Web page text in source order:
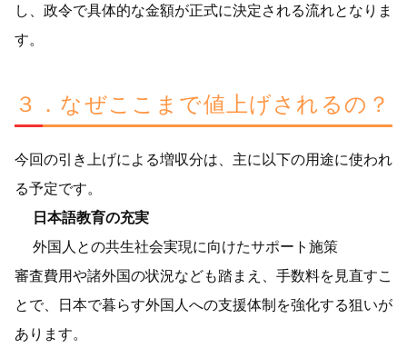
し、政令で具体的な金額が正式に決定される流れとなりま
す。
３．なぜここまで値上げされるの？
今回の引き上げによる増収分は、主に以下の用途に使われ
る予定です。
日本語教育の充実
外国人との共生社会実現に向けたサポート施策
審査費用や諸外国の状況なども踏まえ、手数料を見直すこ
とで、日本で暮らす外国人への支援体制を強化する狙いが
あります。